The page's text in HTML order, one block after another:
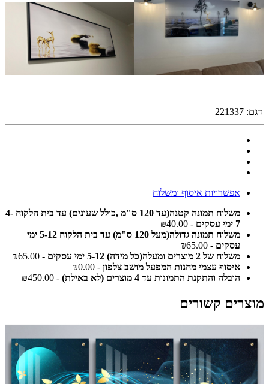
דגם: 221337
אפשרויות איסוף ומשלוח
משלוח תמונה קטנה(עד 120 ס"מ ,כולל שעונים) עד בית הלקוח 4-
7 ימי עסקים
- ₪40.00
משלוח תמונה גדולה(מעל 120 ס"מ) עד בית הלקוח 5-12 ימי
עסקים - ₪65.00
משלוח של 2 מוצרים ומעלה(כל מידה) 5-12 ימי עסקים
- ₪65.00
איסוף עצמי מחנות המפעל מושב צלפון - ₪0.00
הובלה והתקנת התמונות עד 4 מוצרים (לא באילת)
- ₪450.00
מוצרים קשורים